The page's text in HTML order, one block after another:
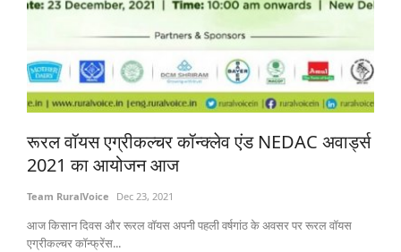
रूरल वॉयस एग्रीकल्चर कॉन्क्लेव एंड NEDAC अवार्ड्स
2021 का आयोजन आज
Team RuralVoice Dec 23, 2021
आज किसान दिवस और रूरल वॉयस अपनी पहली वर्षगांठ के अवसर पर रूरल वॉयस
एग्रीकल्चर कॉन्फ्रेंस...